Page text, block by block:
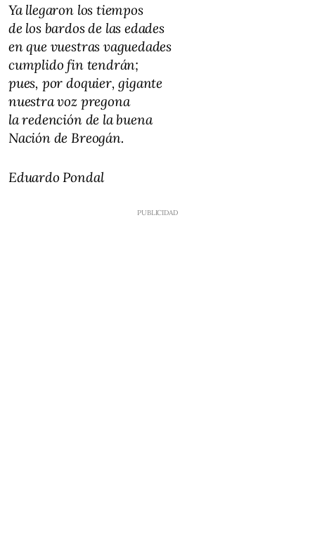
Ya llegaron los tiempos
de los bardos de las edades
en que vuestras vaguedades
cumplido fin tendrán;
pues, por doquier, gigante
nuestra voz pregona
la redención de la buena
Nación de Breogán.
Eduardo Pondal